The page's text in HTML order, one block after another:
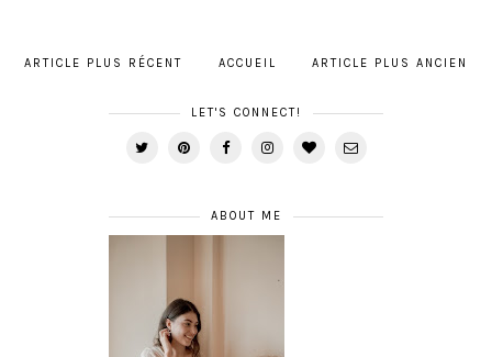
ARTICLE PLUS RÉCENT ARTICLE PLUS ANCIEN
ACCUEIL
LET'S CONNECT!
ABOUT ME